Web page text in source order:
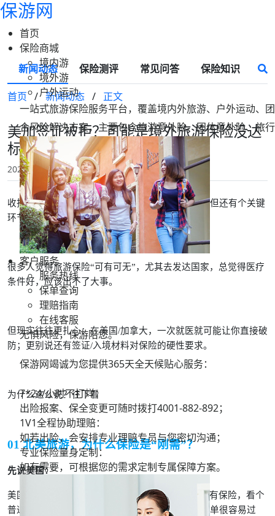
保游网
首页
保险商城
境内游
境外游
户外运动
一站式旅游保险服务平台，覆盖境内外旅游、户外运动、
合风险解决方案，主要包含旅游意外险、团体意外险、旅
客户服务
服务热线
保单查询
理赔指南
在线客服
无惧风险，保游陪您。
保游网竭诚为您提供365天全天候贴心服务：
7*24/小时不打烊：
出险报案、保全变更可随时拨打4001-882-892；
1V1全程协助理赔：
如若出险，会安排专业理赔专员与您密切沟通；
专业保险量身定制：
如有需要，可根据您的需求定制专属保障方案。
新闻动态 保险测评 常见问答 保险知识
首页 / 新闻动态 / 正文
美加签证被拒？可能是境外旅游保险没达
标！2026北美旅游保险怎么选？
2026-01-27 17:20 保游网
收拾行李准备去北美玩一圈？机票酒店都订好了，但还有个关键
环节千万别漏——境外旅游保险。
很多人觉得旅游保险“可有可无”，尤其去发达国家，总觉得医疗
条件好，应该出不了大事。
但现实往往更扎心：在美国/加拿大，一次就医就可能让你直接破
防；更别说还有签证/入境材料对保险的硬性要求。
为什么这么说？往下看
01 北美旅游，为什么保险是“刚需”？
先说美国：
美国医疗水平全球领先，但费用也同样“领先”。没有保险，看个
普通门诊可能就要几百美元；一旦住院或手术，账单很容易过